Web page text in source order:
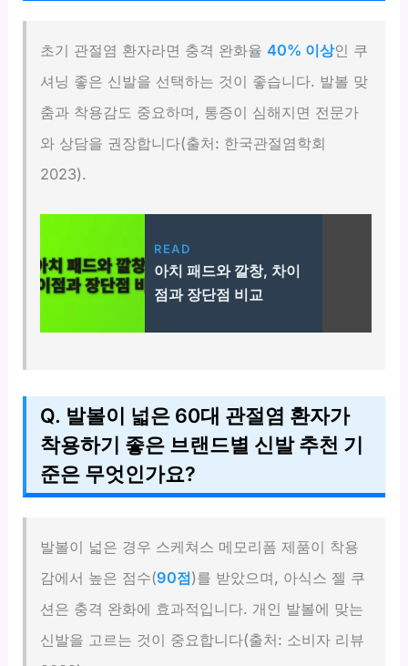
초기 관절염 환자라면 충격 완화율40% 이상인 쿠
셔닝 좋은 신발을 선택하는 것이 좋습니다. 발볼 맞
춤과 착용감도 중요하며, 통증이 심해지면 전문가
와 상담을 권장합니다(출처: 한국관절염학회
2023).
READ
아치 패드와 깔창, 차이
점과 장단점 비교
Q. 발볼이 넓은 60대 관절염 환자가
착용하기 좋은 브랜드별 신발 추천 기
준은 무엇인가요?
발볼이 넓은 경우 스케쳐스 메모리폼 제품이 착용
감에서 높은 점수(90점)를 받았으며, 아식스 젤 쿠
션은 충격 완화에 효과적입니다. 개인 발볼에 맞는
신발을 고르는 것이 중요합니다(출처: 소비자 리뷰